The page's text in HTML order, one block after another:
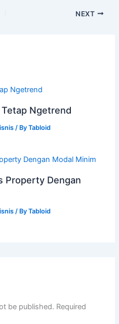
NEXT
Ngetrend
/ ByTabloid
Property Dengan
/ ByTabloid
be published. Required